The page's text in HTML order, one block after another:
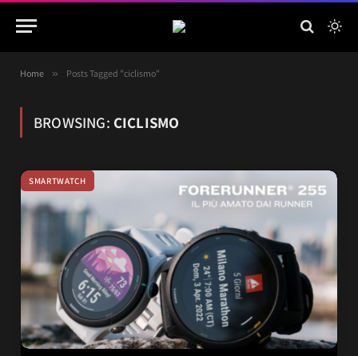
Home » Posts Tagged "ciclismo"
BROWSING: CICLISMO
SMARTWATCH